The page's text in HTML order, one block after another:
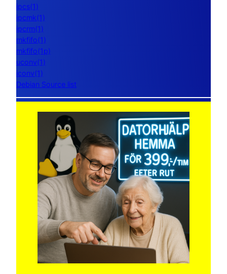
ipcs(1)
ipcmk(1)
ipcrm(1)
mkfifo(1)
mkfifo(1p)
uconv(1)
iconv(1)
Debian Source list